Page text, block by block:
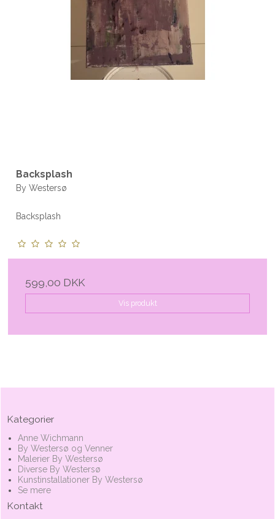
Backsplash
By Westersø
Backsplash
599,00 DKK
Vis produkt
Kategorier
Anne Wichmann
By Westersø og Venner
Malerier By Westersø
Diverse By Westersø
Kunstinstallationer By Westersø
Se mere
Kontakt